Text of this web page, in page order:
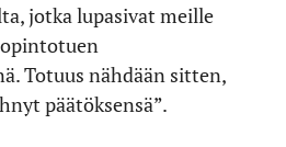
jotka lupasivat meille
Totuus nähdään sitten,
päätöksensä”.